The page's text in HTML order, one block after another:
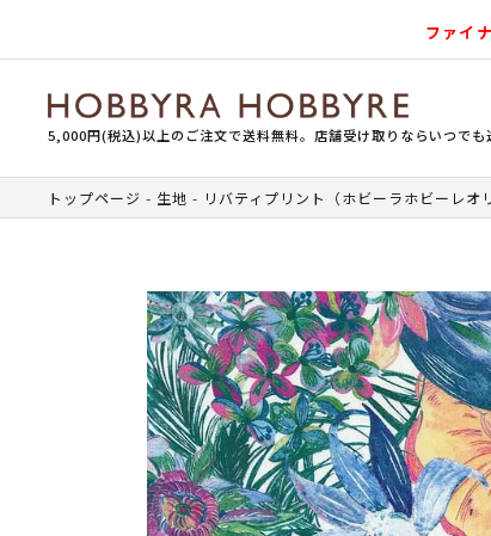
ファイ
5,000円(税込)以上のご注文で送料無料。店舗受け取りならいつでも
トップページ 生地 リバティプリント（ホビーラホビーレオ